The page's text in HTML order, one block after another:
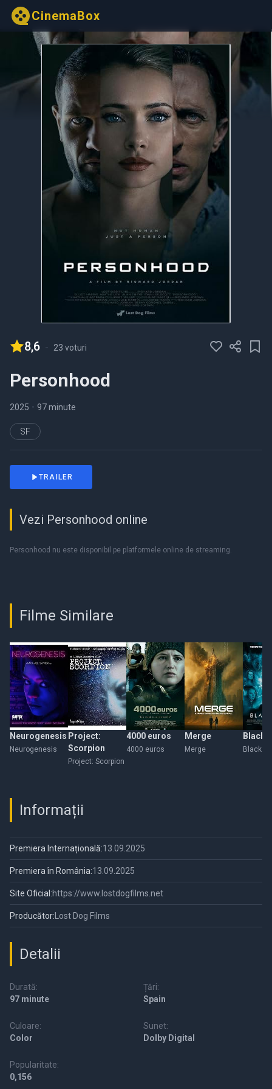
CinemaBox
8,6 - 23 voturi
Personhood
2025 • 97 minute
SF
TRAILER
Vezi Personhood online
Personhood nu este disponibil pe platformele online de streaming.
Filme Similare
Neurogenesis
Neurogenesis
Project:
Scorpion
Project: Scorpion
4000 euros
4000 euros
Merge
Merge
Black
Black
Informații
Premiera Internațională:13.09.2025
Premiera în România:13.09.2025
Site Oficial:https://www.lostdogfilms.net
Producător:Lost Dog Films
Detalii
Durată:
97 minute
Țări:
Spain
Culoare:
Color
Sunet:
Dolby Digital
Popularitate:
0,156